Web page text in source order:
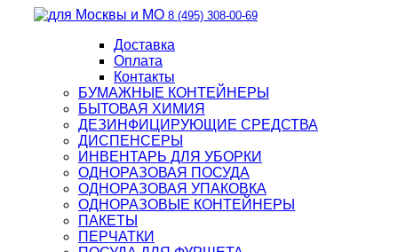
8 (495) 308-00-69
Доставка
Оплата
Контакты
БУМАЖНЫЕ КОНТЕЙНЕРЫ
БЫТОВАЯ ХИМИЯ
ДЕЗИНФИЦИРУЮЩИЕ СРЕДСТВА
ДИСПЕНСЕРЫ
ИНВЕНТАРЬ ДЛЯ УБОРКИ
ОДНОРАЗОВАЯ ПОСУДА
ОДНОРАЗОВАЯ УПАКОВКА
ОДНОРАЗОВЫЕ КОНТЕЙНЕРЫ
ПАКЕТЫ
ПЕРЧАТКИ